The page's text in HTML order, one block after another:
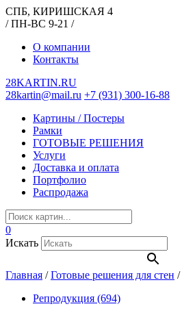
СПБ, КИРИШСКАЯ 4
/ ПН-ВС 9-21 /
О компании
Контакты
28KARTIN.RU
28kartin@mail.ru +7 (931) 300-16-88
Картины / Постеры
Рамки
ГОТОВЫЕ РЕШЕНИЯ
Услуги
Доставка и оплата
Портфолио
Распродажа
0
Искать
Главная /Готовые решения для стен /
Репродукция (694)